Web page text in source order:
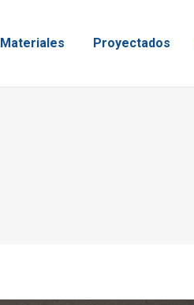
Materiales Proyectados